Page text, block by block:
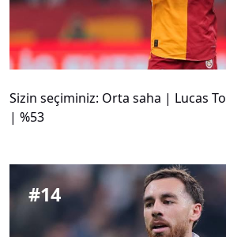
Sizin seçiminiz: Orta saha | Lucas
| %53
#14